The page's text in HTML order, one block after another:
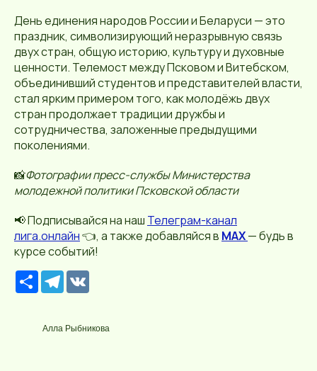
День единения народов России и Беларуси — это
праздник, символизирующий неразрывную связь
двух стран, общую историю, культуру и духовные
ценности. Телемост между Псковом и Витебском,
объединивший студентов и представителей власти,
стал ярким примером того, как молодёжь двух
стран продолжает традиции дружбы и
сотрудничества, заложенные предыдущими
поколениями.
📸Фотографии пресс-службы Министерства
молодежной политики Псковской области
📢 Подписывайся на наш Телеграм-канал
лига.онлайн👈, а также добавляйся в MAX— будь в
курсе событий!
Р
е
р
с
T
e
g
r
Алла Рыбникова